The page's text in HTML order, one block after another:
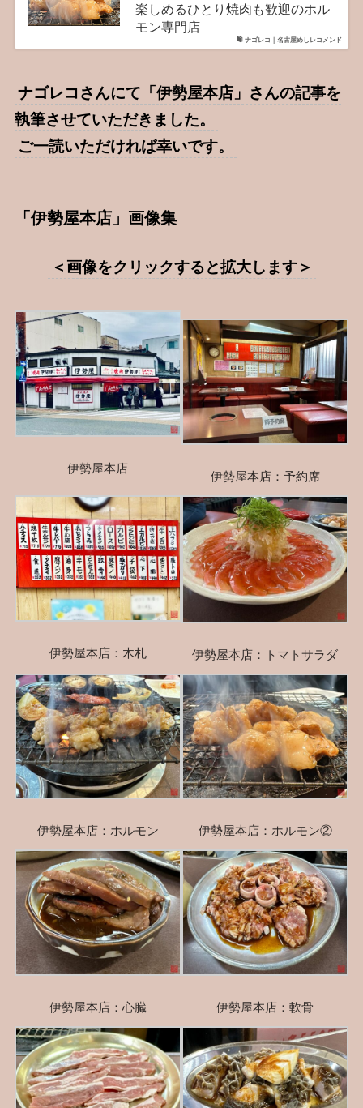
ナゴレコ｜名古屋めしレコメンド
楽しめるひとり焼肉も歓迎のホル
モン専門店
ナゴレコさんにて「伊勢屋本店」さんの記事を
執筆させていただきました。
ご一読いただければ幸いです。
「伊勢屋本店」画像集
＜画像をクリックすると拡大します＞
伊勢屋本店
伊勢屋本店：予約席
伊勢屋本店：木札 伊勢屋本店：トマトサラダ
伊勢屋本店：ホルモン 伊勢屋本店：ホルモン②
伊勢屋本店：心臓 伊勢屋本店：軟骨